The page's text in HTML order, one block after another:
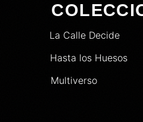
La Calle Decide
Hasta los Huesos
Multiverso